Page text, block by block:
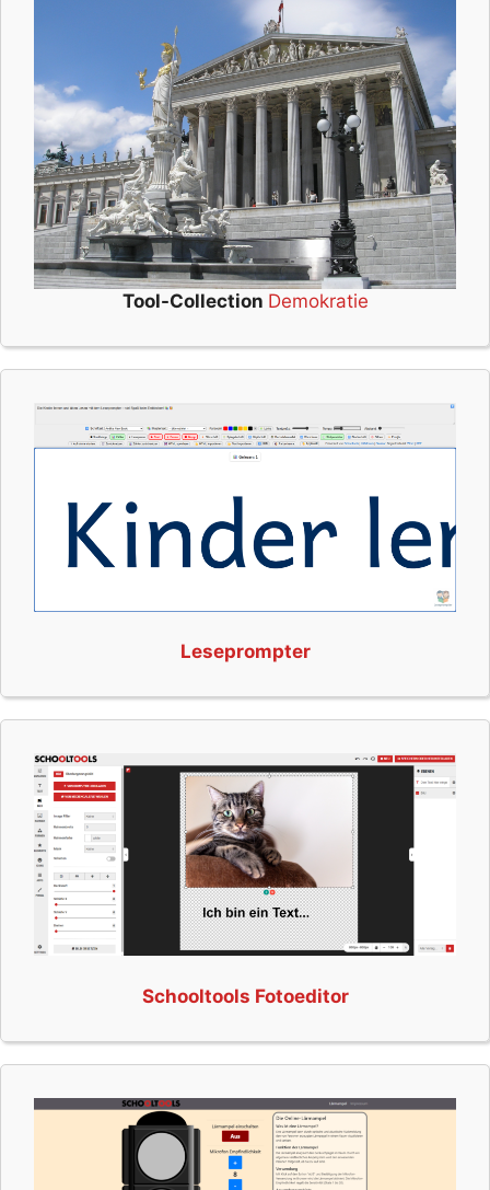
Tool-Collection Demokratie
Leseprompter
Schooltools Fotoeditor